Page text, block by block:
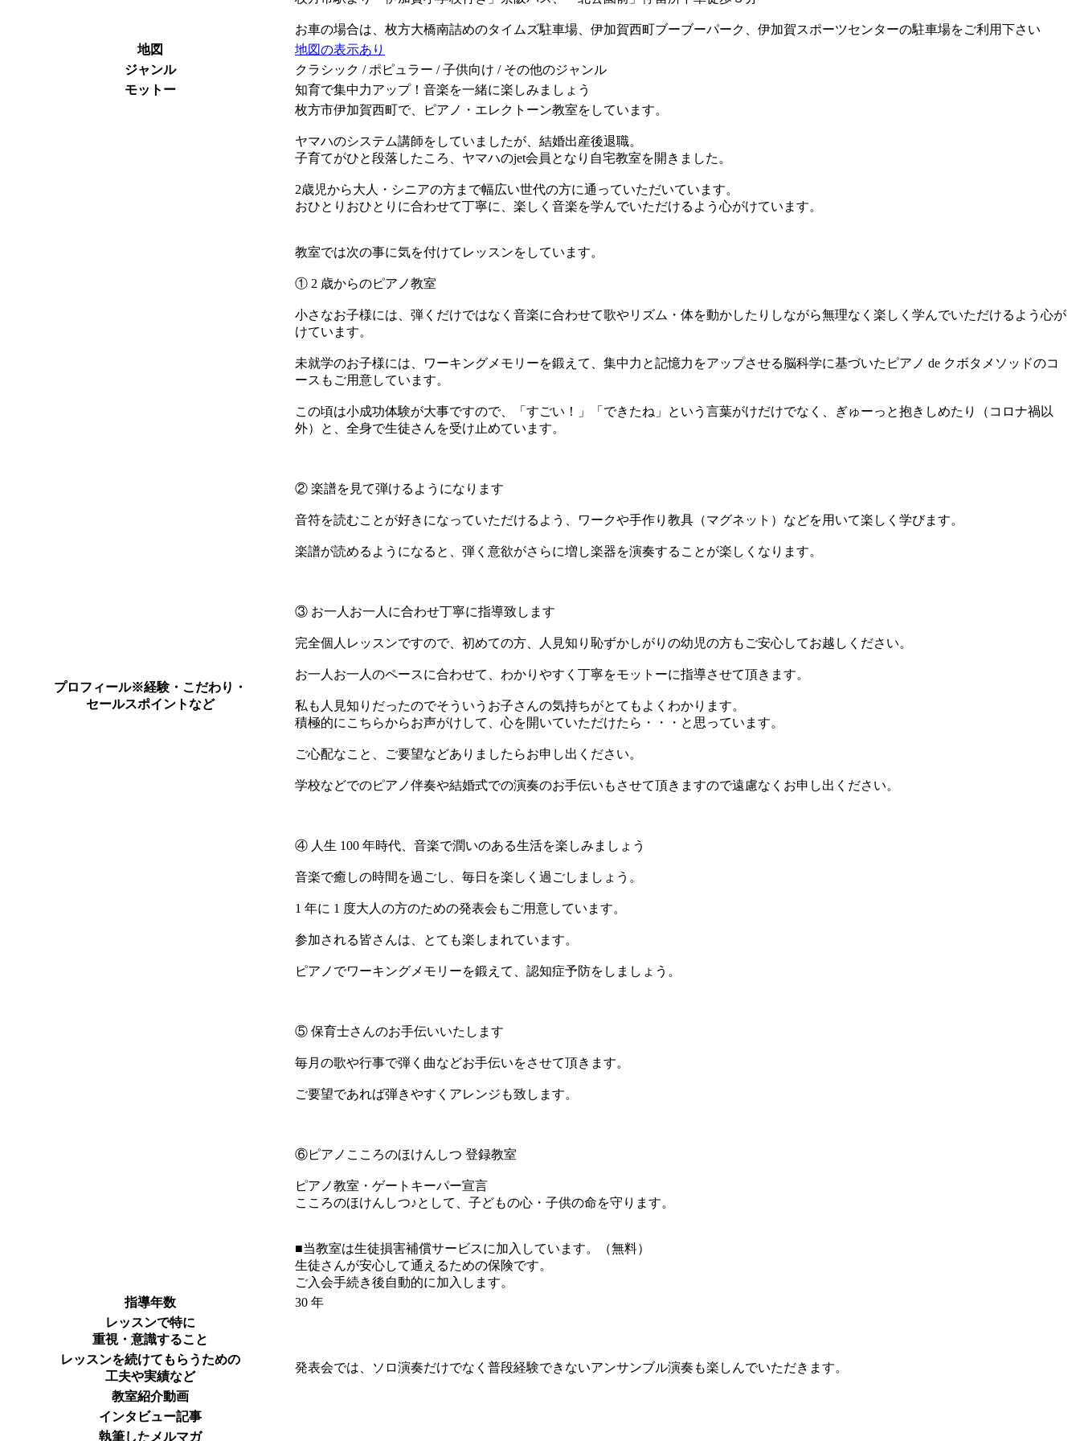
お車の場合は、枚方大橋南詰めのタイムズ駐車場、伊加賀西町ブーブーパーク、伊加賀スポーツセンターの駐車場をご利用下さい
地図
地図の表示あり
ジャンル
クラシック / ポピュラー / 子供向け / その他のジャンル
モットー
知育で集中力アップ！音楽を一緒に楽しみましょう
プロフィール※経験・こだわり・
セールスポイントなど
枚方市伊加賀西町で、ピアノ・エレクトーン教室をしています。
ヤマハのシステム講師をしていましたが、結婚出産後退職。
子育てがひと段落したころ、ヤマハのjet会員となり自宅教室を開きました。
2歳児から大人・シニアの方まで幅広い世代の方に通っていただいています。
おひとりおひとりに合わせて丁寧に、楽しく音楽を学んでいただけるよう心がけています。
教室では次の事に気を付けてレッスンをしています。
① 2 歳からのピアノ教室
小さなお子様には、弾くだけではなく音楽に合わせて歌やリズム・体を動かしたりしながら無理なく楽しく学んでいただけるよう心が
けています。
未就学のお子様には、ワーキングメモリーを鍛えて、集中力と記憶力をアップさせる脳科学に基づいたピアノ de クボタメソッドのコ
ースもご用意しています。
この頃は小成功体験が大事ですので、「すごい！」「できたね」という言葉がけだけでなく、ぎゅーっと抱きしめたり（コロナ禍以
外）と、全身で生徒さんを受け止めています。
② 楽譜を見て弾けるようになります
音符を読むことが好きになっていただけるよう、ワークや手作り教具（マグネット）などを用いて楽しく学びます。
楽譜が読めるようになると、弾く意欲がさらに増し楽器を演奏することが楽しくなります。
③ お一人お一人に合わせ丁寧に指導致します
完全個人レッスンですので、初めての方、人見知り恥ずかしがりの幼児の方もご安心してお越しください。
お一人お一人のペースに合わせて、わかりやすく丁寧をモットーに指導させて頂きます。
私も人見知りだったのでそういうお子さんの気持ちがとてもよくわかります。
積極的にこちらからお声がけして、心を開いていただけたら・・・と思っています。
ご心配なこと、ご要望などありましたらお申し出ください。
学校などでのピアノ伴奏や結婚式での演奏のお手伝いもさせて頂きますので遠慮なくお申し出ください。
④ 人生 100 年時代、音楽で潤いのある生活を楽しみましょう
音楽で癒しの時間を過ごし、毎日を楽しく過ごしましょう。
1 年に 1 度大人の方のための発表会もご用意しています。
参加される皆さんは、とても楽しまれています。
ピアノでワーキングメモリーを鍛えて、認知症予防をしましょう。
⑤ 保育士さんのお手伝いいたします
毎月の歌や行事で弾く曲などお手伝いをさせて頂きます。
ご要望であれば弾きやすくアレンジも致します。
⑥ピアノこころのほけんしつ 登録教室
ピアノ教室・ゲートキーパー宣言
こころのほけんしつ♪として、子どもの心・子供の命を守ります。
■当教室は生徒損害補償サービスに加入しています。（無料）
生徒さんが安心して通えるための保険です。
ご入会手続き後自動的に加入します。
指導年数
30 年
レッスンで特に
重視・意識すること
レッスンを続けてもらうための
工夫や実績など
発表会では、ソロ演奏だけでなく普段経験できないアンサンブル演奏も楽しんでいただきます。
教室紹介動画
インタビュー記事
執筆したメルマガ